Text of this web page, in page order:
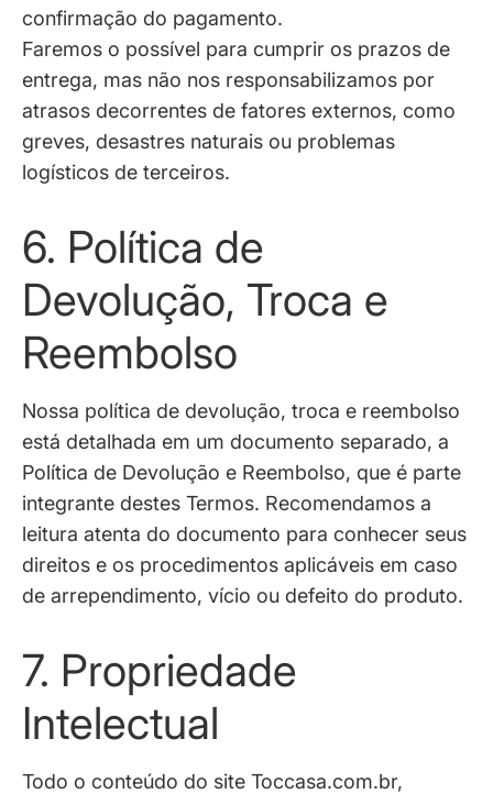
confirmação do pagamento.
Faremos o possível para cumprir os prazos de
entrega, mas não nos responsabilizamos por
atrasos decorrentes de fatores externos, como
greves, desastres naturais ou problemas
logísticos de terceiros.
6. Política de
Devolução, Troca e
Reembolso
Nossa política de devolução, troca e reembolso
está detalhada em um documento separado, a
Política de Devolução e Reembolso, que é parte
integrante destes Termos. Recomendamos a
leitura atenta do documento para conhecer seus
direitos e os procedimentos aplicáveis em caso
de arrependimento, vício ou defeito do produto.
7. Propriedade
Intelectual
Todo o conteúdo do site Toccasa.com.br,